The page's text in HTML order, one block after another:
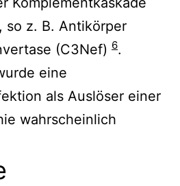
so z. B. Antikörper
(C3Nef) 6.
eine
als Auslöser einer
wahrscheinlich